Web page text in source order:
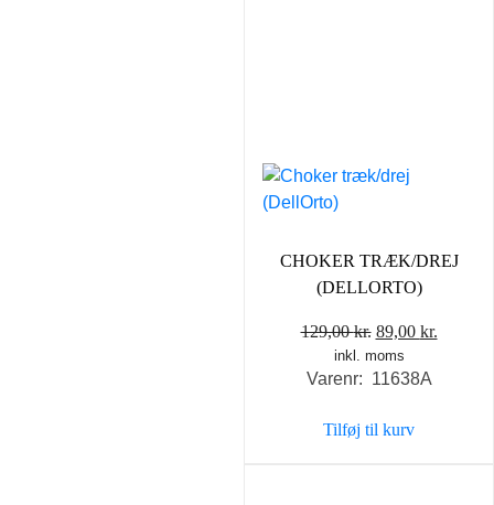
CHOKER TRÆK/DREJ
(DELLORTO)
129,00kr. Den
oprindelige
pris
129,00 kr..
89,00 kr.
inkl. moms
Varenr: 11638A
Tilføj til kurv